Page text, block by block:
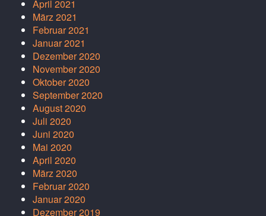
April 2021
März 2021
Februar 2021
Januar 2021
Dezember 2020
November 2020
Oktober 2020
September 2020
August 2020
Juli 2020
Juni 2020
Mai 2020
April 2020
März 2020
Februar 2020
Januar 2020
Dezember 2019